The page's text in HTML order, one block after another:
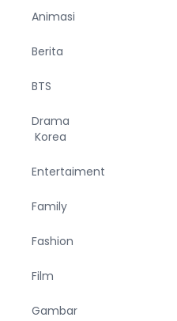
Animasi
Berita
BTS
Drama
Korea
Entertaiment
Family
Fashion
Film
Gambar